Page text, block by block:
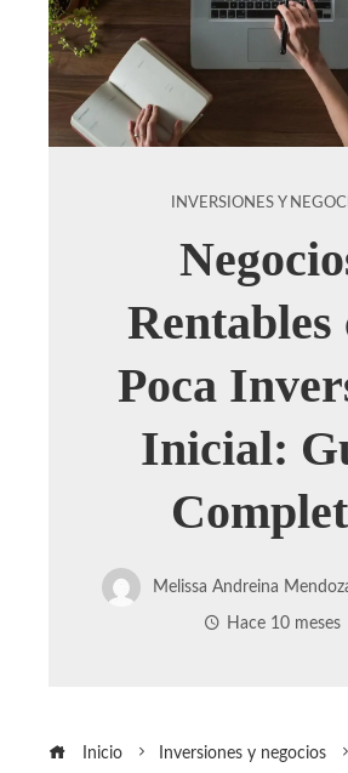
INVERSIONES Y
Rentables
Poca
Inicial:
Melissa Andreina
Hace 10 meses
Inicio
Inversiones y negocios